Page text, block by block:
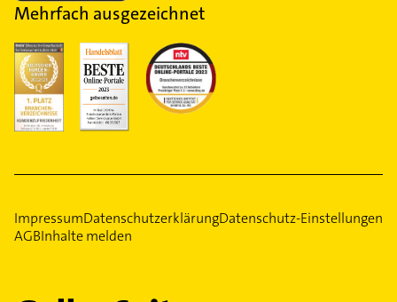
Mehrfach ausgezeichnet
ImpressumDatenschutzerklärungDatenschutz-Einstellungen
AGBInhalte melden